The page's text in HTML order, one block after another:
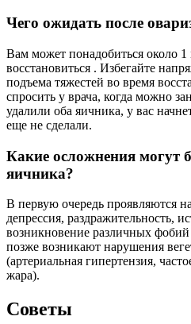
Чего ожидать после
Вам может понадобиться около
восстановиться . Избегайте
подъема тяжестей во время
спросить у врача, когда можно
удалили оба яичника, у вас
еще не сделали.
Какие осложнения могут
яичника?
В первую очередь проявляются
депрессия, раздражительность,
возникновение различных
позже возникают нарушения
(артериальная гипертензия,
жара).
Советы